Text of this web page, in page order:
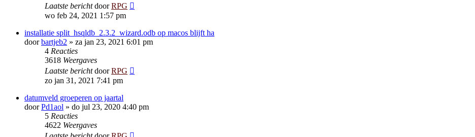
Laatste berichtdoorRPG
wo feb 24, 2021 1:57 pm
installatie split_hsqldb_2.3.2_wizard.odb op macos blijft ha
doorbartjeb2 » za jan 23, 2021 6:01 pm
4 Reacties
3618 Weergaves
Laatste berichtdoorRPG
zo jan 31, 2021 7:41 pm
datumveld groeperen op jaartal
doorPd1aol » do jul 23, 2020 4:40 pm
5 Reacties
4622 Weergaves